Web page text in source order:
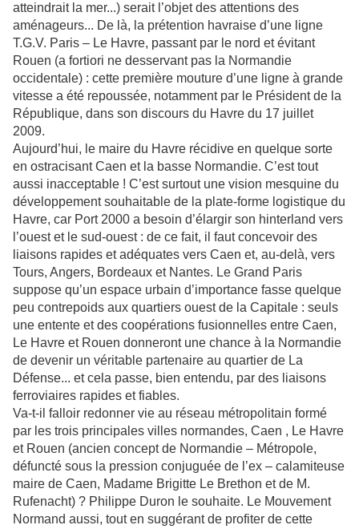
atteindrait la mer...) serait l’objet des attentions des
aménageurs... De là, la prétention havraise d’une ligne
T.G.V. Paris – Le Havre, passant par le nord et évitant
Rouen (a fortiori ne desservant pas la Normandie
occidentale) : cette première mouture d’une ligne à grande
vitesse a été repoussée, notamment par le Président de la
République, dans son discours du Havre du 17 juillet
2009.
Aujourd’hui, le maire du Havre récidive en quelque sorte
en ostracisant Caen et la basse Normandie. C’est tout
aussi inacceptable ! C’est surtout une vision mesquine du
développement souhaitable de la plate-forme logistique du
Havre, car Port 2000 a besoin d’élargir son hinterland vers
l’ouest et le sud-ouest : de ce fait, il faut concevoir des
liaisons rapides et adéquates vers Caen et, au-delà, vers
Tours, Angers, Bordeaux et Nantes. Le Grand Paris
suppose qu’un espace urbain d’importance fasse quelque
peu contrepoids aux quartiers ouest de la Capitale : seuls
une entente et des coopérations fusionnelles entre Caen,
Le Havre et Rouen donneront une chance à la Normandie
de devenir un véritable partenaire au quartier de La
Défense... et cela passe, bien entendu, par des liaisons
ferroviaires rapides et fiables.
Va-t-il falloir redonner vie au réseau métropolitain formé
par les trois principales villes normandes, Caen , Le Havre
et Rouen (ancien concept de Normandie – Métropole,
défuncté sous la pression conjuguée de l’ex – calamiteuse
maire de Caen, Madame Brigitte Le Brethon et de M.
Rufenacht) ? Philippe Duron le souhaite. Le Mouvement
Normand aussi, tout en suggérant de profiter de cette